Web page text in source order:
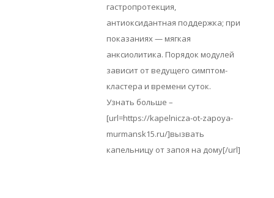
гастропротекция,
антиоксидантная поддержка; при
показаниях — мягкая
анксиолитика. Порядок модулей
зависит от ведущего симптом-
кластера и времени суток.
Узнать больше –
[url=https://kapelnicza-ot-zapoya-
murmansk15.ru/]вызвать
капельницу от запоя на дому[/url]